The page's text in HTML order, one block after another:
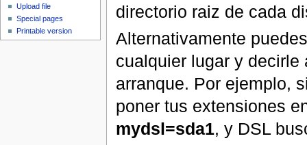
directorio raiz de cada
Alternativamente
cualquier lugar y decirle
arranque. Por ejemplo,
poner tus extensiones
mydsl=sda1, y DSL
Upload file
Special pages
Printable version